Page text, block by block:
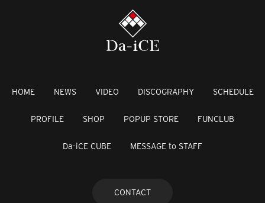
HOME NEWS VIDEO DISCOGRAPHY SCHEDULE
PROFILE SHOP POPUP STORE FUNCLUB
Da-iCE CUBE MESSAGE to STAFF
CONTACT